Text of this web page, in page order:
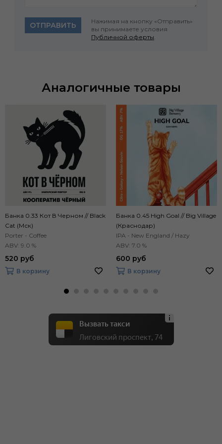
ОТПРАВИТЬ
Нажимая на кнопку «Отправить»
вы принимаете условия
Публичной оферты
Аналогичные товары
Банка 0.33 Кот В Черном // Black
Cat (Мск)
Porter - Coffee
ABV: 9.0 %
520 руб
В корзину
Банка 0.45 High Goal // Big Village
(Краснодар)
IPA - New England / Hazy
ABV: 7.0 %
600 руб
В корзину
Вызвать такси
Лиговский проспект, 74